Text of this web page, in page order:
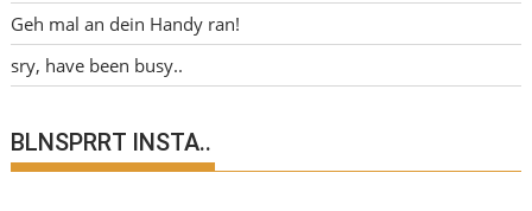
Geh mal an dein Handy ran!
sry, have been busy..
BLNSPRRT INSTA..